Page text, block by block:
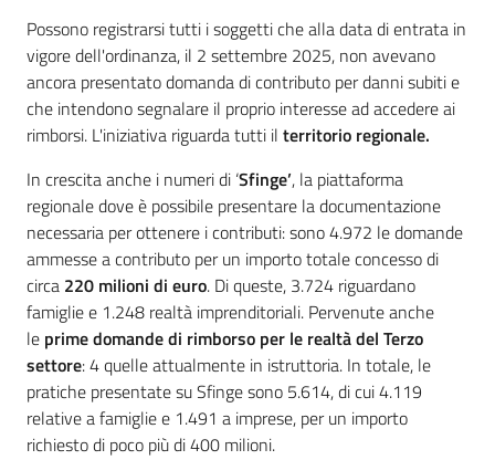
Possono registrarsi tutti i soggetti che alla data di entrata in
vigore dell'ordinanza, il 2 settembre 2025, non avevano
ancora presentato domanda di contributo per danni subiti e
che intendono segnalare il proprio interesse ad accedere ai
rimborsi. L'iniziativa riguarda tutti il territorio regionale.
In crescita anche i numeri di ‘Sfinge’, la piattaforma
regionale dove è possibile presentare la documentazione
necessaria per ottenere i contributi: sono 4.972 le domande
ammesse a contributo per un importo totale concesso di
circa 220 milioni di euro. Di queste, 3.724 riguardano
famiglie e 1.248 realtà imprenditoriali. Pervenute anche
le prime domande di rimborso per le realtà del Terzo
settore: 4 quelle attualmente in istruttoria. In totale, le
pratiche presentate su Sfinge sono 5.614, di cui 4.119
relative a famiglie e 1.491 a imprese, per un importo
richiesto di poco più di 400 milioni.